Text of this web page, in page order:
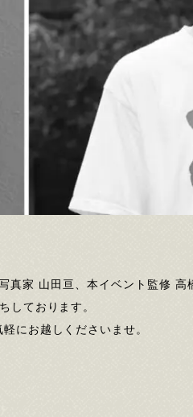
家 山田亘、本イベント監修
しております。
にお越しくださいませ。